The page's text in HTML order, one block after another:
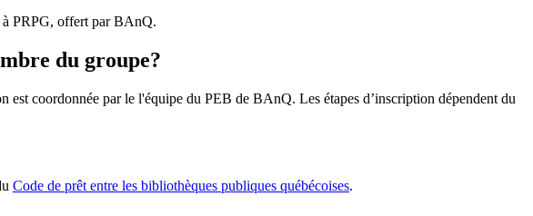
à PRPG, offert par BAnQ.
du groupe?
coordonnée par le l'équipe du PEB de BAnQ. Les étapes d’inscription dépendent du
Code de prêt entre les bibliothèques publiques québécoises.